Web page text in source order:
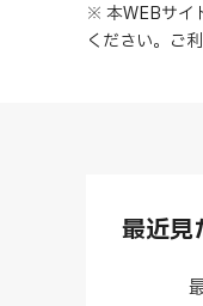
※ 本WEBサイ
ください。ご
最近見